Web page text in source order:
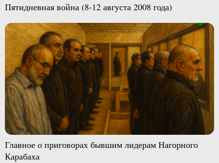
Пятидневная война (8-12 августа 2008 года)
Главное о приговорах бывшим лидерам Нагорного
Карабаха